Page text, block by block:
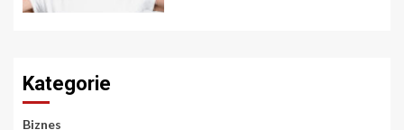
Kategorie
Biznes